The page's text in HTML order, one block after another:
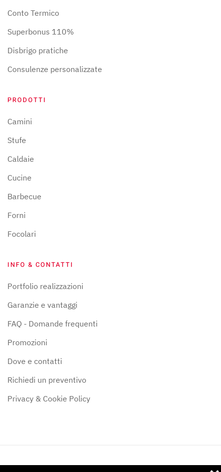
Conto Termico
Superbonus 110%
Disbrigo pratiche
Consulenze personalizzate
PRODOTTI
Camini
Stufe
Caldaie
Cucine
Barbecue
Forni
Focolari
INFO & CONTATTI
Portfolio realizzazioni
Garanzie e vantaggi
FAQ - Domande frequenti
Promozioni
Dove e contatti
Richiedi un preventivo
Privacy & Cookie Policy